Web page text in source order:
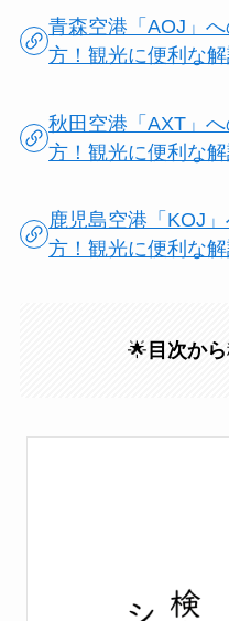
青森空港「AOJ」
方！観光に便利な解
秋田空港「AXT」
方！観光に便利な解
鹿児島空港「KOJ
方！観光に便利な解
🌟 目次から